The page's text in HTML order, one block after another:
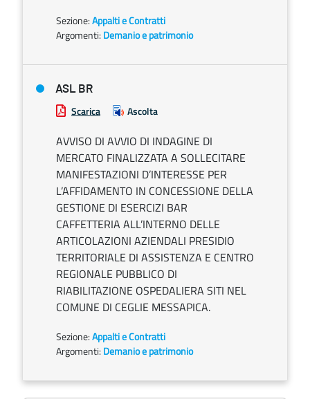
Sezione:Appalti e Contratti
Argomenti: Demanio e patrimonio
ASL BR
Scarica Ascolta
AVVISO DI AVVIO DI INDAGINE DI
MERCATO FINALIZZATA A SOLLECITARE
MANIFESTAZIONI D’INTERESSE PER
L’AFFIDAMENTO IN CONCESSIONE DELLA
GESTIONE DI ESERCIZI BAR
CAFFETTERIA ALL’INTERNO DELLE
ARTICOLAZIONI AZIENDALI PRESIDIO
TERRITORIALE DI ASSISTENZA E CENTRO
REGIONALE PUBBLICO DI
RIABILITAZIONE OSPEDALIERA SITI NEL
COMUNE DI CEGLIE MESSAPICA.
Sezione:Appalti e Contratti
Argomenti: Demanio e patrimonio